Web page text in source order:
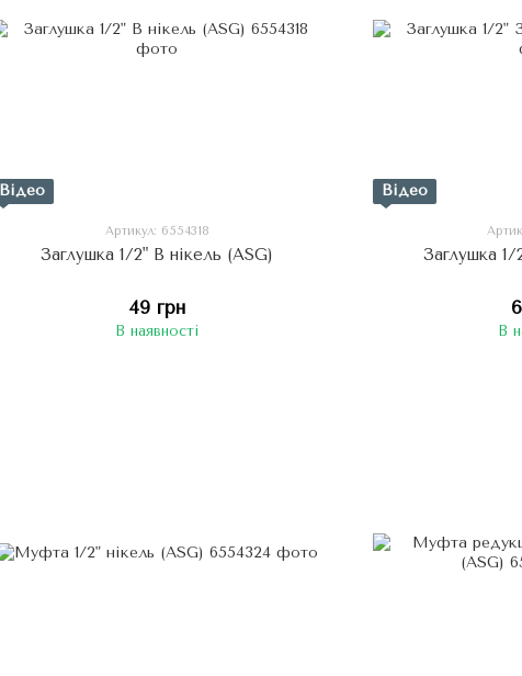
Відео
Артикул: 6554318
Заглушка 1/2" В нікель (ASG)
49 грн
В наявності
Відео
Заглушка 1/
В